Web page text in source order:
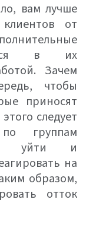
вам лучше
от
в их
Зачем
чтобы
приносят
следует
группам
уйти и
на
образом,
отток